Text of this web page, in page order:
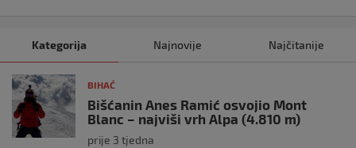
Kategorija Najnovije Najčitanije
BIHAĆ
Bišćanin Anes Ramić osvojio Mont
Blanc – najviši vrh Alpa (4.810 m)
prije 3 tjedna